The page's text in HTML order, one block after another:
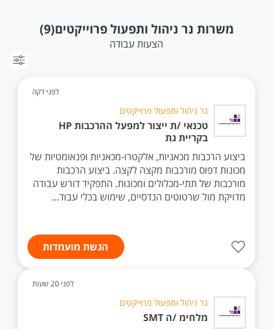
משרות נר ניהול ותפעול פרוייקטים(9)
הצעות עבודה
לפני דקה
נר ניהול ותפעול פרוייקטים
טכנאי /ת ייצור למפעל ההרכבות HP
בקריית גת
ביצוע הרכבות מכאניות, אלקטרו-מכאניות ופנאומטיות של
מכונות דפוס מורכבות מקצה לקצה. ביצוע הרכבות
מורכבות של תתי-מכלולים ומכונות. התפקיד דורש עבודה
מדויקת מול שרטוטים הנדסיים, שימוש בכלי עבוד...
הגשת מועמדות
לפני 20 שעות
נר ניהול ותפעול פרוייקטים
מלחימ /ה SMT